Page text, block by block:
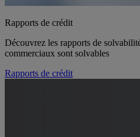
Rapports de crédit
Découvrez les rapports de
commerciaux sont solvables
Rapports de crédit